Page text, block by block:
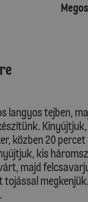
langyos tejben,
közben 20
kis
majd